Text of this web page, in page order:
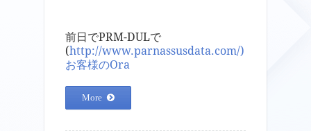
前日でPRM-DULで
(http://www.parnassusdata.com/)
お客様のOra
More